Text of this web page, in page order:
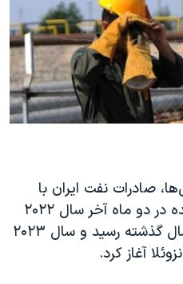
صادرات نفت ایران با
وجود تحریم‌های ایالات متحده در دو ماه آخر سال ۲۰۲۲
به بالاترین حد خود در سه سال گذشته رسید و سال ۲۰۲۳
آغاز کرد.